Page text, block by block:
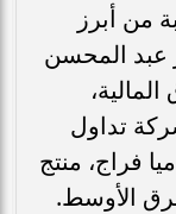
من أبرز
عبد المحسن
تداول
فراج، منتج
الأوسط.